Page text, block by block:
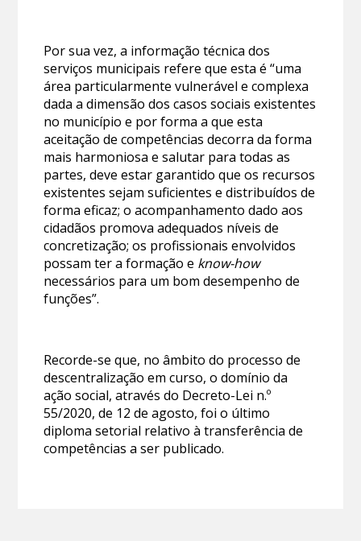
Por sua vez, a informação técnica dos
serviços municipais refere que esta é “uma
área particularmente vulnerável e complexa
dada a dimensão dos casos sociais existentes
no município e por forma a que esta
aceitação de competências decorra da forma
mais harmoniosa e salutar para todas as
partes, deve estar garantido que os recursos
existentes sejam suficientes e distribuídos de
forma eficaz; o acompanhamento dado aos
cidadãos promova adequados níveis de
concretização; os profissionais envolvidos
possam ter a formação e know-how
necessários para um bom desempenho de
funções”.
Recorde-se que, no âmbito do processo de
descentralização em curso, o domínio da
ação social, através do Decreto-Lei n.º
55/2020, de 12 de agosto, foi o último
diploma setorial relativo à transferência de
competências a ser publicado.